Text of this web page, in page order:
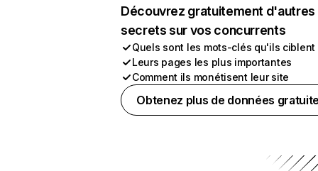
Découvrez gratuitement d'autres
secrets sur vos concurrents
Quels sont les mots-clés qu'ils ciblent
Leurs pages les plus importantes
Comment ils monétisent leur site
Obtenez plus de données